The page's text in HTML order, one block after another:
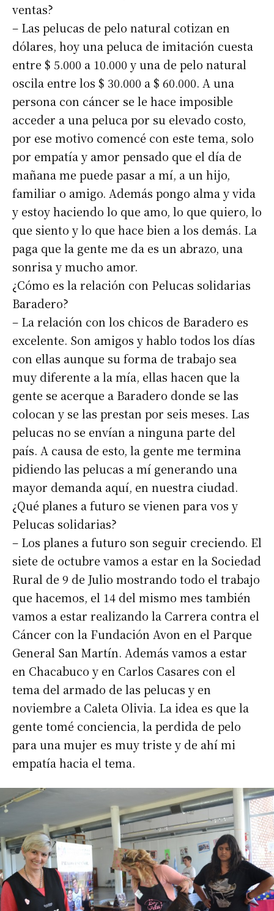
Suscribirme gratis
Dirección de correo electrónico*
Nombre
Número de teléfono
ventas?
– Las pelucas de pelo natural cotizan en
dólares, hoy una peluca de imitación cuesta
entre $ 5.000 a 10.000 y una de pelo natural
oscila entre los $ 30.000 a $ 60.000. A una
persona con cáncer se le hace imposible
acceder a una peluca por su elevado costo,
por ese motivo comencé con este tema, solo
por empatía y amor pensado que el día de
mañana me puede pasar a mí, a un hijo,
familiar o amigo. Además pongo alma y vida
y estoy haciendo lo que amo, lo que quiero, lo
que siento y lo que hace bien a los demás. La
paga que la gente me da es un abrazo, una
sonrisa y mucho amor.
¿Cómo es la relación con Pelucas solidarias
Baradero?
– La relación con los chicos de Baradero es
excelente. Son amigos y hablo todos los días
con ellas aunque su forma de trabajo sea
muy diferente a la mía, ellas hacen que la
gente se acerque a Baradero donde se las
colocan y se las prestan por seis meses. Las
pelucas no se envían a ninguna parte del
país. A causa de esto, la gente me termina
pidiendo las pelucas a mí generando una
mayor demanda aquí, en nuestra ciudad.
¿Qué planes a futuro se vienen para vos y
Pelucas solidarias?
– Los planes a futuro son seguir creciendo. El
siete de octubre vamos a estar en la Sociedad
Rural de 9 de Julio mostrando todo el trabajo
que hacemos, el 14 del mismo mes también
vamos a estar realizando la Carrera contra el
Cáncer con la Fundación Avon en el Parque
General San Martín. Además vamos a estar
en Chacabuco y en Carlos Casares con el
tema del armado de las pelucas y en
noviembre a Caleta Olivia. La idea es que la
gente tomé conciencia, la perdida de pelo
para una mujer es muy triste y de ahí mi
empatía hacia el tema.